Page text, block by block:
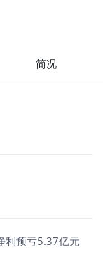
简况
利预亏5.37亿元